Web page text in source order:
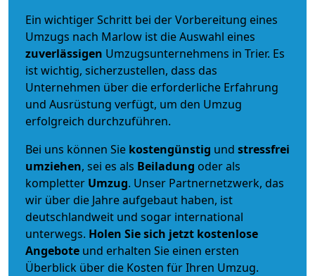
Ein wichtiger Schritt bei der Vorbereitung eines
Umzugs nach Marlow ist die Auswahl eines
zuverlässigen Umzugsunternehmens in Trier. Es
ist wichtig, sicherzustellen, dass das
Unternehmen über die erforderliche Erfahrung
und Ausrüstung verfügt, um den Umzug
erfolgreich durchzuführen.
Bei uns können Sie kostengünstig und stressfrei
umziehen, sei es als Beiladung oder als
kompletter Umzug. Unser Partnernetzwerk, das
wir über die Jahre aufgebaut haben, ist
deutschlandweit und sogar international
unterwegs. Holen Sie sich jetzt kostenlose
Angebote und erhalten Sie einen ersten
Überblick über die Kosten für Ihren Umzug.